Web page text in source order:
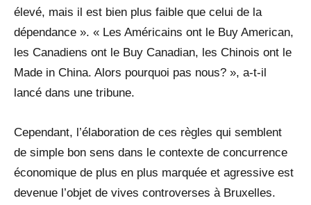
élevé, mais il est bien plus faible que celui de la
dépendance ». « Les Américains ont le Buy American,
les Canadiens ont le Buy Canadian, les Chinois ont le
Made in China. Alors pourquoi pas nous? », a-t-il
lancé dans une tribune.
Cependant, l’élaboration de ces règles qui semblent
de simple bon sens dans le contexte de concurrence
économique de plus en plus marquée et agressive est
devenue l’objet de vives controverses à Bruxelles.